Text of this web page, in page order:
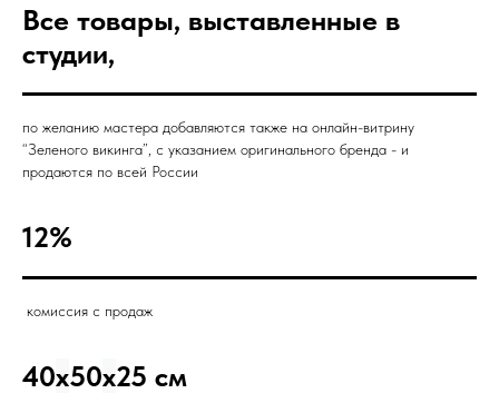
Все товары, выставленные в
студии,
по желанию мастера добавляются также на онлайн-витрину
“Зеленого викинга”, с указанием оригинального бренда - и
продаются по всей России
12%
комиссия с продаж
40x50x25 см